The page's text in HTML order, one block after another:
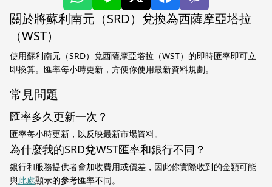
關於將蘇利南元（SRD）兌換為西薩摩亞塔拉
（WST）
使用蘇利南元（SRD）兌西薩摩亞塔拉（WST）的即時匯率即可立
即換算。匯率每小時更新，方便你使用最新資料規劃。
常見問題
匯率多久更新一次？
匯率每小時更新，以反映最新市場資料。
為什麼我的SRD兌WST匯率和銀行不同？
銀行和服務提供者會加收費用或價差，因此你實際收到的金額可能
與此處顯示的參考匯率不同。